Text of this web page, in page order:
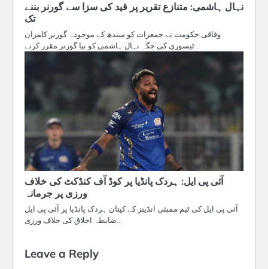
نہال ہاشمی: متنازع تقریر پر قید کی سزا سے گورنر بننے
تک
وفاقی حکومت نے جمعرات کو سندھ کے موجودہ گورنر کامران
ٹیسوری کی جگہ نہال ہاشمی کو نیا گورنر مقرر کرنے…
آئی پی ایل: ہردک پانڈیا پر کوڈ آف کنڈکٹ کی خلاف
ورزی پر جرمانہ
آئی پی ایل کی ٹیم ممبئی انڈینز کے کپتان ہردک پانڈیا پر آئی پی ایل
ضابطہ اخلاق کی خلاف ورزی…
Leave a Reply